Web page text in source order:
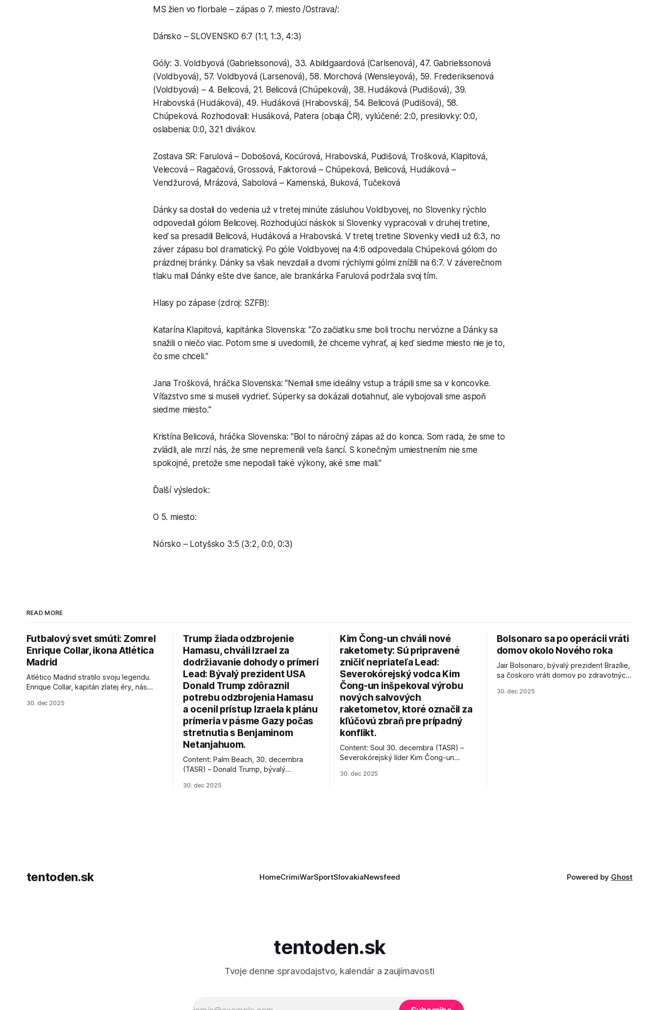
MS žien vo florbale – zápas o 7. miesto /Ostrava/:
Dánsko – SLOVENSKO 6:7 (1:1, 1:3, 4:3)
Góly: 3. Voldbyová (Gabrielssonová), 33. Abildgaardová (Carlsenová), 47. Gabrielssonová
(Voldbyová), 57. Voldbyová (Larsenová), 58. Morchová (Wensleyová), 59. Frederiksenová
(Voldbyová) – 4. Belicová, 21. Belicová (Chúpeková), 38. Hudáková (Pudišová), 39.
Hrabovská (Hudáková), 49. Hudáková (Hrabovská), 54. Belicová (Pudišová), 58.
Chúpeková. Rozhodovali: Husáková, Patera (obaja ČR), vylúčené: 2:0, presilovky: 0:0,
oslabenia: 0:0, 321 divákov.
Zostava SR: Farulová – Dobošová, Kocúrová, Hrabovská, Pudišová, Trošková, Klapitová,
Velecová – Ragačová, Grossová, Faktorová – Chúpeková, Belicová, Hudáková –
Vendžurová, Mrázová, Sabolová – Kamenská, Buková, Tučeková
Dánky sa dostali do vedenia už v tretej minúte zásluhou Voldbyovej, no Slovenky rýchlo
odpovedali gólom Belicovej. Rozhodujúci náskok si Slovenky vypracovali v druhej tretine,
keď sa presadili Belicová, Hudáková a Hrabovská. V tretej tretine Slovenky viedli už 6:3, no
záver zápasu bol dramatický. Po góle Voldbyovej na 4:6 odpovedala Chúpeková gólom do
prázdnej bránky. Dánky sa však nevzdali a dvomi rýchlymi gólmi znížili na 6:7. V záverečnom
tlaku mali Dánky ešte dve šance, ale brankárka Farulová podržala svoj tím.
Hlasy po zápase (zdroj: SZFB):
Katarína Klapitová, kapitánka Slovenska: "Zo začiatku sme boli trochu nervózne a Dánky sa
snažili o niečo viac. Potom sme si uvedomili, že chceme vyhrať, aj keď siedme miesto nie je to,
čo sme chceli."
Jana Trošková, hráčka Slovenska: "Nemali sme ideálny vstup a trápili sme sa v koncovke.
Víťazstvo sme si museli vydrieť. Súperky sa dokázali dotiahnuť, ale vybojovali sme aspoň
siedme miesto."
Kristína Belicová, hráčka Slovenska: "Bol to náročný zápas až do konca. Som rada, že sme to
zvládli, ale mrzí nás, že sme nepremenili veľa šancí. S konečným umiestnením nie sme
spokojné, pretože sme nepodali také výkony, aké sme mali."
Ďalší výsledok:
O 5. miesto:
Nórsko – Lotyšsko 3:5 (3:2, 0:0, 0:3)
READ MORE
Futbalový svet smúti: Zomrel
Enrique Collar, ikona Atlética
Madrid
Atlético Madrid stratilo svoju legendu.
Enrique Collar, kapitán zlatej éry, nás
jeho úspechy a odkaz.
30. dec 2025
Trump žiada odzbrojenie
Hamasu, chváli Izrael za
dodržiavanie dohody o prímerí
Lead: Bývalý prezident USA
Donald Trump zdôraznil
potrebu odzbrojenia Hamasu
a ocenil prístup Izraela k plánu
prímeria v pásme Gazy počas
stretnutia s Benjaminom
Netanjahuom.
Content: Palm Beach, 30. decembra
(TASR) – Donald Trump, bývalý
vyhlásil, že odzbrojenie palestínskeho
30. dec 2025
Kim Čong-un chváli nové
raketomety: Sú pripravené
zničiť nepriateľa Lead:
Severokórejský vodca Kim
Čong-un inšpekoval výrobu
nových salvových
raketometov, ktoré označil za
kľúčovú zbraň pre prípadný
konflikt.
Content: Soul 30. decembra (TASR) –
Severokórejský líder Kim Čong-un
najnovšie salvové raketomety a nešetril
30. dec 2025
Bolsonaro sa po operácii vráti
domov okolo Nového roka
Jair Bolsonaro, bývalý prezident Brazílie,
sa čoskoro vráti domov po zdravotných
30. dec 2025
tentoden.sk HomeCrimiWarSportSlovakiaNewsfeed Powered by Ghost
tentoden.sk
Tvoje denne spravodajstvo, kalendár a zaujímavosti